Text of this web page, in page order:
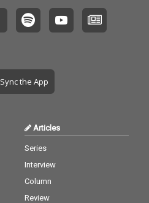
ンバー「夢のTinyBo
y」、しゅがーしゅら
プ、作詞に磨きをかけ
たメンバー (しゅがー
しゅらら/いちこにこ/
ソウルフルな歌もの等
バラエティーに富んだ
し、ポップさを残しな
がら更にヒップホップ
への色を濃くし、次の
たアルバムとなってい
る。 停滞気味の世の中
をネクストレヴェルの
Sync the App
Articles
Series
Interview
Column
Review